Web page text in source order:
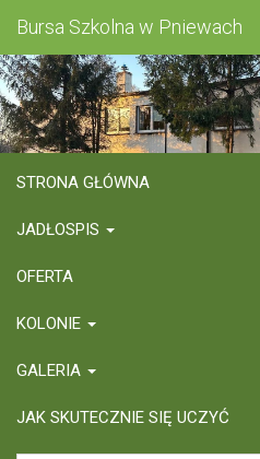
Bursa Szkolna w Pniewach
STRONA GŁÓWNA
JADŁOSPIS
OFERTA
KOLONIE
GALERIA
JAK SKUTECZNIE SIĘ UCZYĆ